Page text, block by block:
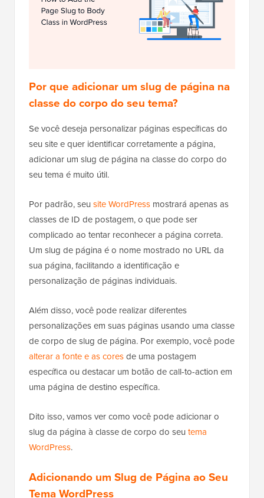
Por que adicionar um slug de página na
classe do corpo do seu tema?
Se você deseja personalizar páginas específicas do
seu site e quer identificar corretamente a página,
adicionar um slug de página na classe do corpo do
seu tema é muito útil.
Por padrão, seu site WordPress mostrará apenas as
classes de ID de postagem, o que pode ser
complicado ao tentar reconhecer a página correta.
Um slug de página é o nome mostrado no URL da
sua página, facilitando a identificação e
personalização de páginas individuais.
Além disso, você pode realizar diferentes
personalizações em suas páginas usando uma classe
de corpo de slug de página. Por exemplo, você pode
alterar a fonte e as coresde uma postagem
específica ou destacar um botão de call-to-action em
uma página de destino específica.
Dito isso, vamos ver como você pode adicionar o
slug da página à classe de corpo do seu tema
WordPress.
Adicionando um Slug de Página ao Seu
Tema WordPress